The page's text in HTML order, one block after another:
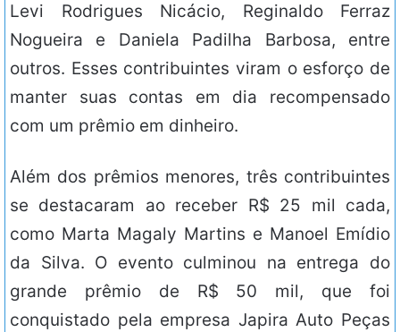
Levi Rodrigues Nicácio, Reginaldo Ferraz
Nogueira e Daniela Padilha Barbosa, entre
outros. Esses contribuintes viram o esforço de
manter suas contas em dia recompensado
com um prêmio em dinheiro.
Além dos prêmios menores, três contribuintes
se destacaram ao receber R$ 25 mil cada,
como Marta Magaly Martins e Manoel Emídio
da Silva. O evento culminou na entrega do
grande prêmio de R$ 50 mil, que foi
conquistado pela empresa Japira Auto Peças